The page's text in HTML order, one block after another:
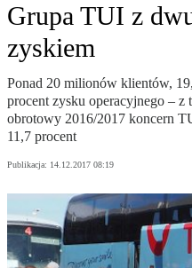
Grupa TUI z
zyskiem
Ponad 20 milionów klientów,
procent zysku operacyjnego –
obrotowy 2016/2017 koncern
11,7 procent
Publikacja: 14.12.2017 08:19